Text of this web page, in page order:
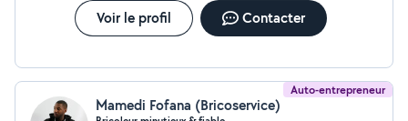
Voir le profil Contacter
Auto-entrepreneur
Mamedi Fofana (Bricoservice)